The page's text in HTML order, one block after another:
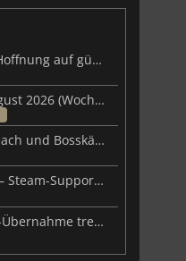
Steam Frame: Preis-Leak zerstört Hoffnung auf günstiges VR-Headset
Neue Videospiele der Woche – August 2026 (Woche 32)
Palworld-Update verbessert Sunreach und Bosskämpfe deutlich
Microsoft überdenkt Project Helix – Steam-Support gefährdet
Malware-Karten und eine Discord-Übernahme treffen Meccha Chameleon